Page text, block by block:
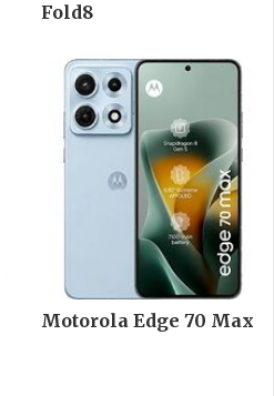
Fold8
Motorola Edge 70 Max